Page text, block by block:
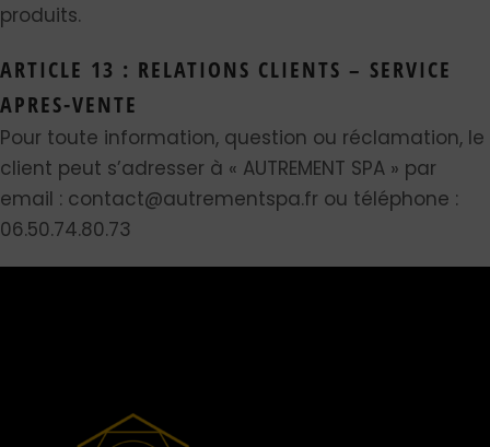
produits.
ARTICLE 13 : RELATIONS CLIENTS – SERVICE
APRES-VENTE
Pour toute information, question ou réclamation, le
client peut s’adresser à « AUTREMENT SPA » par
email : contact@autrementspa.fr ou téléphone :
06.50.74.80.73